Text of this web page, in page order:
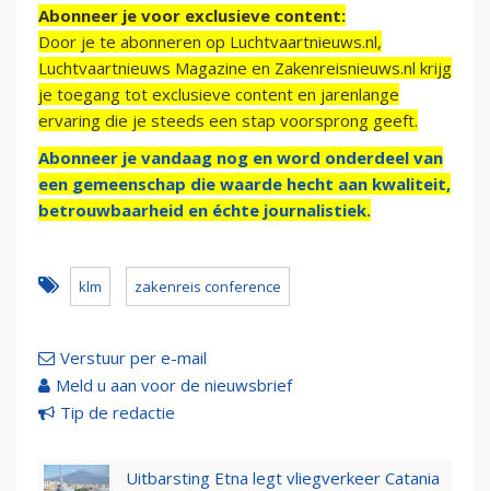
Abonneer je voor exclusieve content:
Door je te abonneren op Luchtvaartnieuws.nl,
Luchtvaartnieuws Magazine en Zakenreisnieuws.nl krijg
je toegang tot exclusieve content en jarenlange
ervaring die je steeds een stap voorsprong geeft.
Abonneer je vandaag nog en word onderdeel van
een gemeenschap die waarde hecht aan kwaliteit,
betrouwbaarheid en échte journalistiek.
klm zakenreis conference
Verstuur per e-mail
Meld u aan voor de nieuwsbrief
Tip de redactie
Uitbarsting Etna legt vliegverkeer Catania